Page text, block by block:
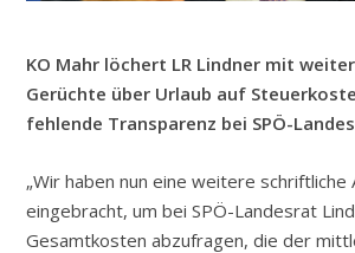
KO Mahr löchert LR Lindner mit
Gerüchte über Urlaub auf
fehlende Transparenz bei SPÖ-
„Wir haben nun eine weitere schriftliche
eingebracht, um bei SPÖ-Landesrat
Gesamtkosten abzufragen, die der